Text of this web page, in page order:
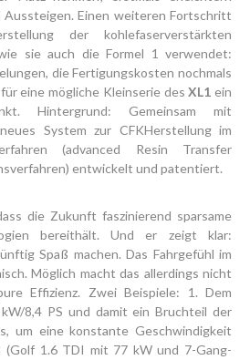
Aussteigen. Einen weiteren Fortschritt
der kohlefaserverstärkten
sie auch die Formel 1 verwendet:
die Fertigungskosten nochmals
eine mögliche Kleinserie desXL1 ein
Hintergrund: Gemeinsam mit
System zur CFKHerstellung im
(advanced Resin Transfer
entwickelt und patentiert.
die Zukunft faszinierend sparsame
bereithält. Und er zeigt klar:
Spaß machen. Das Fahrgefühl im
Möglich macht das allerdings nicht
Effizienz. Zwei Beispiele: 1. Dem
8,4 PS und damit ein Bruchteil der
um eine konstante Geschwindigkeit
(Golf 1.6 TDI mit 77 kW und 7-Gang-